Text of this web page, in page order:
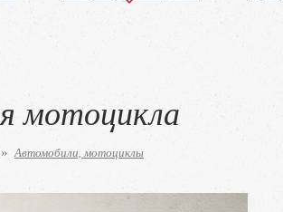
мотоцикла
» Автомобили, мотоциклы